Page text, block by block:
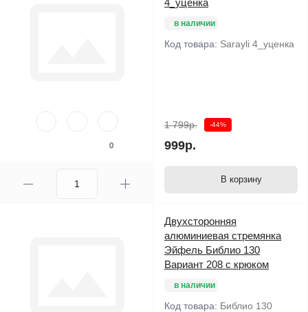
0
4_уценка
в наличии
Код товара: Sarayli 4_уценка
1 799р. -44%
999р.
В корзину
Двухсторонняя
алюминиевая стремянка
Эйфель Библио 130
Вариант 208 с крюком
в наличии
Код товара: Библио 130